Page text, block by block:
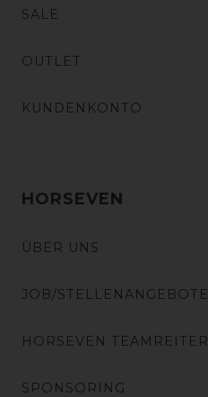
SALE
OUTLET
KUNDENKONTO
HORSEVEN
ÜBER UNS
JOB/STELLENANGEBOTE
HORSEVEN TEAMREITER
SPONSORING